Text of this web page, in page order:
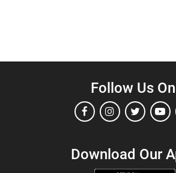
Follow Us
Download Our